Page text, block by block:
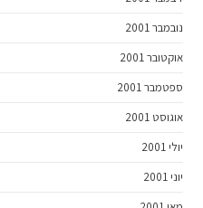
נובמבר 2001
אוקטובר 2001
ספטמבר 2001
אוגוסט 2001
יולי 2001
יוני 2001